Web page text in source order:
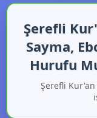
Şerefli
Sayma,
Hurufu
Şerefli